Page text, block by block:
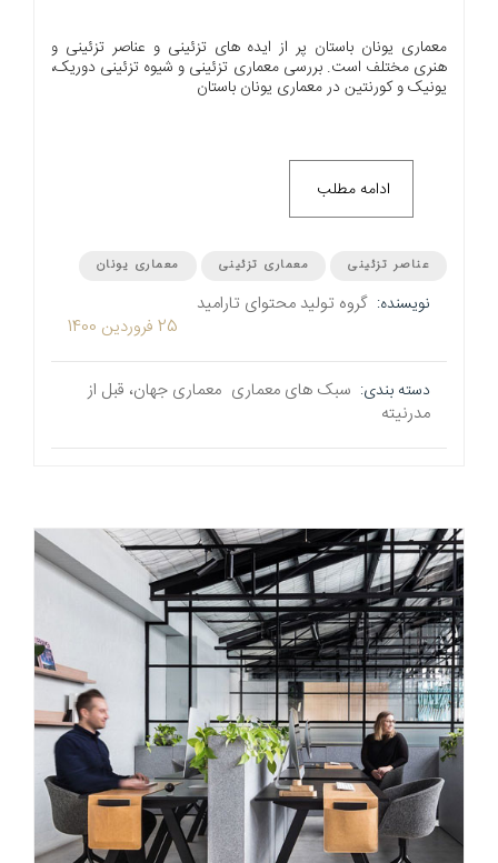
معماری یونان باستان پر از ایده های تزئینی و عناصر تزئینی و
هنری مختلف است. بررسی معماری تزئینی و شیوه تزئینی دوریک،
یونیک و کورنتین در معماری یونان باستان
ادامه مطلب
عناصر تزئینی معماری تزئینی معماری یونان
نویسنده: گروه تولید محتوای تارامید
25 فروردین 1400
دسته بندی: سبک های معماری معماری جهان، قبل از
مدرنیته